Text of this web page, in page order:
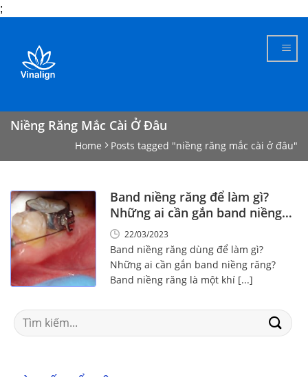
;
content
Niềng Răng Mắc Cài Ở Đâu
Home Posts tagged "niềng răng mắc cài ở đâu"
Band niềng răng để làm gì?
Những ai cần gắn band niềng
răng?
22/03/2023
Band niềng răng dùng để làm gì?
Những ai cần gắn band niềng răng?
Band niềng răng là một khí [...]
Search
for: